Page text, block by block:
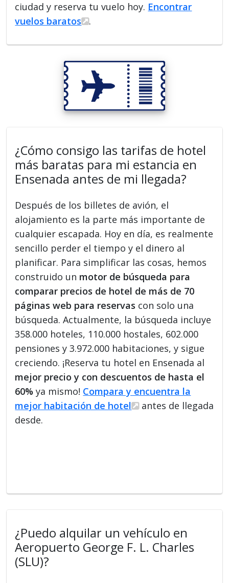
ciudad y reserva tu vuelo hoy. Encontrar
vuelos baratos
.
¿Cómo consigo las tarifas de hotel
más baratas para mi estancia en
Ensenada antes de mi llegada?
Después de los billetes de avión, el
alojamiento es la parte más importante de
cualquier escapada. Hoy en día, es realmente
sencillo perder el tiempo y el dinero al
planificar. Para simplificar las cosas, hemos
construido un motor de búsqueda para
comparar precios de hotel de más de 70
páginas web para reservas con solo una
búsqueda. Actualmente, la búsqueda incluye
358.000 hoteles, 110.000 hostales, 602.000
pensiones y 3.972.000 habitaciones, y sigue
creciendo. ¡Reserva tu hotel en Ensenada al
mejor precio y con descuentos de hasta el
60% ya mismo! Compara y encuentra la
mejor habitación de hotel
antes de llegada
desde.
¿Puedo alquilar un vehículo en
Aeropuerto George F. L. Charles
(SLU)?